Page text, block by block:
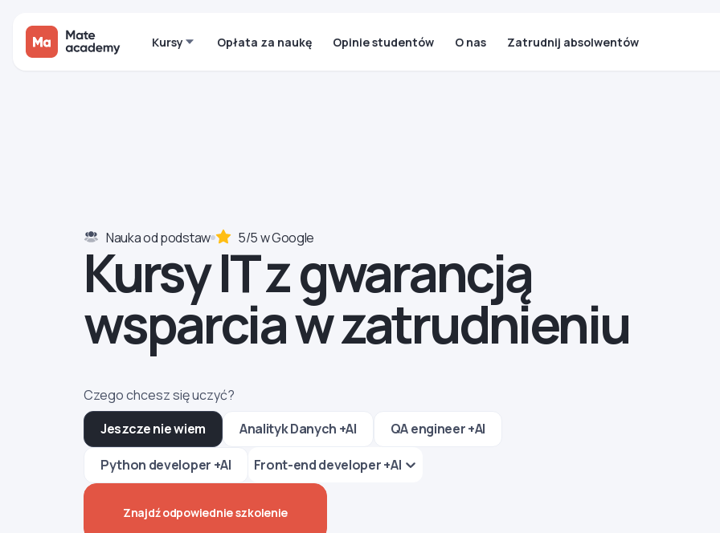
Kursy Opłata za naukę Opinie studentów O nas Zatrudnij absolwentów
Nauka od podstaw 5/5 w Google
Kursy IT z gwarancją
wsparcia w zatrudnieniu
Czego chcesz się uczyć?
Jeszcze nie wiem
Analityk Danych +AI QA engineer +AI
Python developer +AI Front-end developer +AI
Znajdź odpowiednie szkolenie